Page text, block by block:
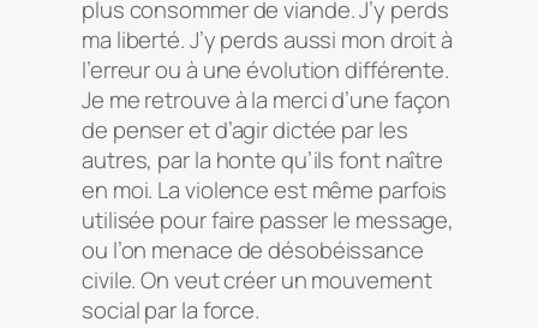
plus consommer de viande. J’y perds
ma liberté. J’y perds aussi mon droit à
l’erreur ou à une évolution différente.
Je me retrouve à la merci d’une façon
de penser et d’agir dictée par les
autres, par la honte qu’ils font naître
en moi. La violence est même parfois
utilisée pour faire passer le message,
ou l’on menace de désobéissance
civile. On veut créer un mouvement
social par la force.